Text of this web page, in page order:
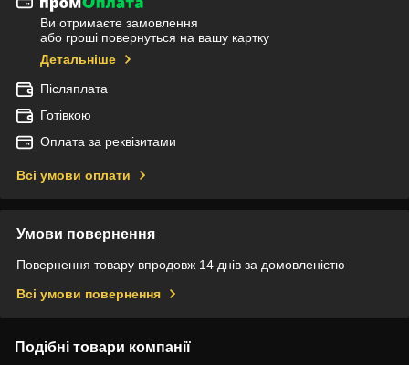
Ви отримаєте замовлення
або гроші повернуться на вашу картку
Детальніше
Післяплата
Готівкою
Оплата за реквізитами
Всі умови оплати
Умови повернення
Повернення товару впродовж 14 днів за домовленістю
Всі умови повернення
Подібні товари компанії